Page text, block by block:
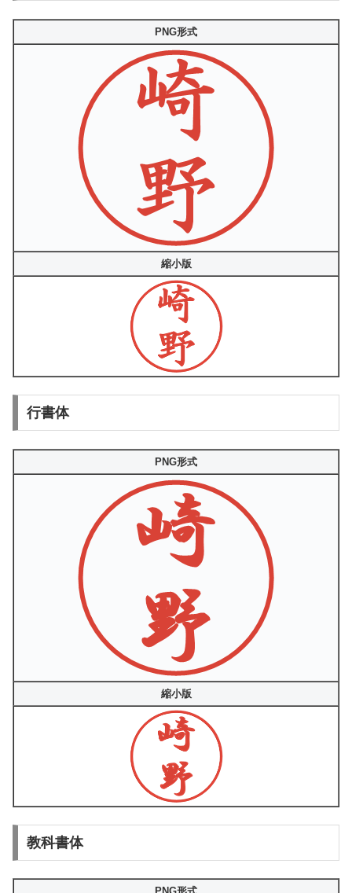
PNG形式
縮小版
行書体
PNG形式
縮小版
教科書体